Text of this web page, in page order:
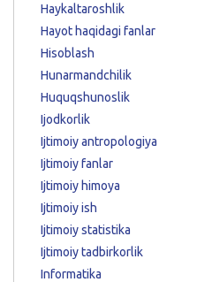
Haykaltaroshlik
Hayot haqidagi fanlar
Hisoblash
Hunarmandchilik
Huquqshunoslik
Ijodkorlik
Ijtimoiy antropologiya
Ijtimoiy fanlar
Ijtimoiy himoya
Ijtimoiy ish
Ijtimoiy statistika
Ijtimoiy tadbirkorlik
Informatika